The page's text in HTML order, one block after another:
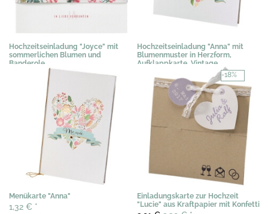
Hochzeitseinladung "Joyce" mit
sommerlichen Blumen und
Banderole
Hochzeitseinladung "Anna" mit
Blumenmuster in Herzform,
Aufklappkarte, Vintage
Menükarte "Anna"
1,32 € *
-18%
Einladungskarte zur Hochzeit
"Lucie" aus Kraftpapier mit Konfetti